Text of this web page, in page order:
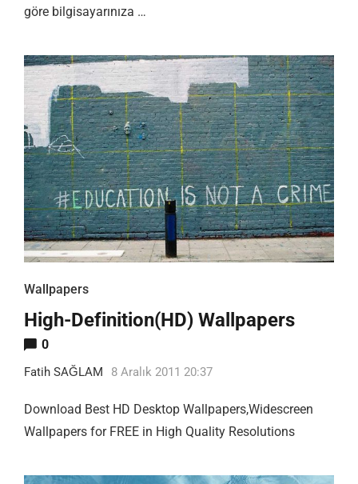
göre bilgisayarınıza …
Wallpapers
High-Definition(HD) Wallpapers
0
Fatih SAĞLAM 8 Aralık 2011 20:37
Download Best HD Desktop Wallpapers,Widescreen
Wallpapers for FREE in High Quality Resolutions